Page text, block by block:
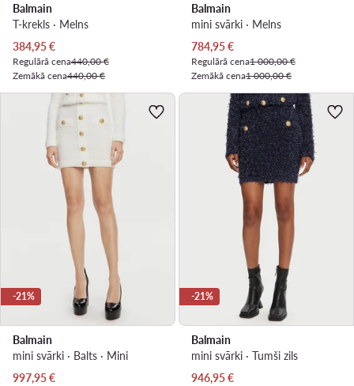
Balmain
T-krekls · Melns
Pašreizējā cena
384,95€
Regulārā cena440,00 €
Zemākā cena440,00 €
Balmain
mini svārki · Melns
Pašreizējā cena
784,95€
Regulārā cena1 000,00 €
Zemākā cena1 000,00 €
-21%
Balmain
mini svārki · Balts · Mini
Pašreizējā cena
997,95€
-21%
Balmain
mini svārki · Tumši zils
Pašreizējā cena
946,95€